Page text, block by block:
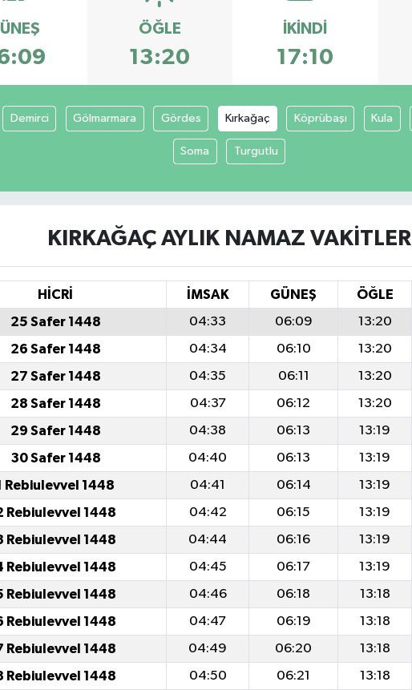
ÖĞLE
13:20
İKINDI
17:10
Demirci Gölmarmara Gördes Kırkağaç Köprübaşı Kula
Soma Turgutlu
KIRKAĞAÇ AYLIK NAMAZ VAKITLERI
HİCRİ İMSAK GÜNEŞ ÖĞLE
25 Safer 1448 04:33 06:09 13:20
26 Safer 1448 04:34 06:10 13:20
27 Safer 1448 04:35 06:11 13:20
28 Safer 1448 04:37 06:12 13:20
29 Safer 1448 04:38 06:13 13:19
30 Safer 1448 04:40 06:13 13:19
Rebiulevvel 1448 04:41 06:14 13:19
Rebiulevvel 1448 04:42 06:15 13:19
Rebiulevvel 1448 04:44 06:16 13:19
Rebiulevvel 1448 04:45 06:17 13:19
Rebiulevvel 1448 04:46 06:18 13:18
Rebiulevvel 1448 04:47 06:19 13:18
Rebiulevvel 1448 04:49 06:20 13:18
Rebiulevvel 1448 04:50 06:21 13:18